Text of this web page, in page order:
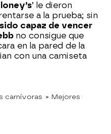
’ le dieron
a la prueba; sin
capaz de vencer
no consigue que
en la pared de la
con una camiseta
carnívoras » Mejores